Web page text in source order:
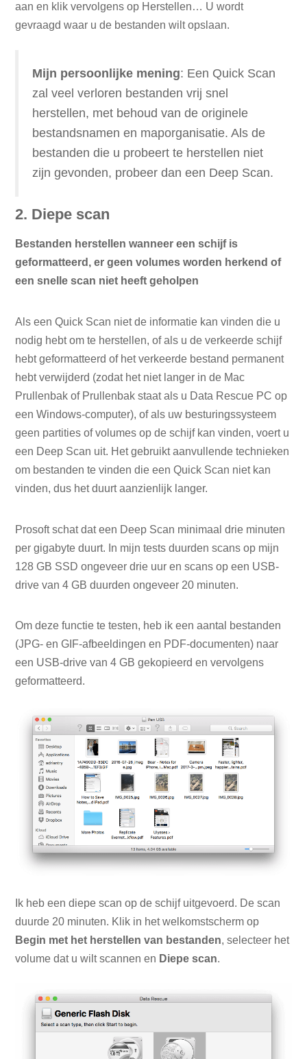
aan en klik vervolgens op Herstellen… U wordt
gevraagd waar u de bestanden wilt opslaan.
Mijn persoonlijke mening: Een Quick Scan
zal veel verloren bestanden vrij snel
herstellen, met behoud van de originele
bestandsnamen en maporganisatie. Als de
bestanden die u probeert te herstellen niet
zijn gevonden, probeer dan een Deep Scan.
2. Diepe scan
Bestanden herstellen wanneer een schijf is
geformatteerd, er geen volumes worden herkend of
een snelle scan niet heeft geholpen
Als een Quick Scan niet de informatie kan vinden die u
nodig hebt om te herstellen, of als u de verkeerde schijf
hebt geformatteerd of het verkeerde bestand permanent
hebt verwijderd (zodat het niet langer in de Mac
Prullenbak of Prullenbak staat als u Data Rescue PC op
een Windows-computer), of als uw besturingssysteem
geen partities of volumes op de schijf kan vinden, voert u
een Deep Scan uit. Het gebruikt aanvullende technieken
om bestanden te vinden die een Quick Scan niet kan
vinden, dus het duurt aanzienlijk langer.
Prosoft schat dat een Deep Scan minimaal drie minuten
per gigabyte duurt. In mijn tests duurden scans op mijn
128 GB SSD ongeveer drie uur en scans op een USB-
drive van 4 GB duurden ongeveer 20 minuten.
Om deze functie te testen, heb ik een aantal bestanden
(JPG- en GIF-afbeeldingen en PDF-documenten) naar
een USB-drive van 4 GB gekopieerd en vervolgens
geformatteerd.
Ik heb een diepe scan op de schijf uitgevoerd. De scan
duurde 20 minuten. Klik in het welkomstscherm op
Begin met het herstellen van bestanden, selecteer het
volume dat u wilt scannen en Diepe scan.